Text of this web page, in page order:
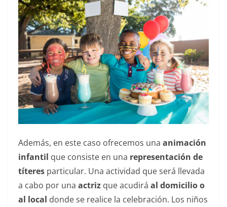
Además, en este caso ofrecemos una animación
infantil que consiste en una representación de
títeres particular. Una actividad que será llevada
a cabo por una actriz que acudirá al domicilio o
al local donde se realice la celebración. Los niños